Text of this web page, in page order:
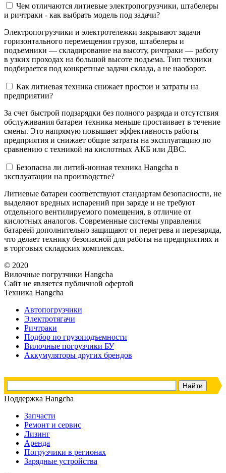
Чем отличаются литиевые электропогрузчики, штабелеры
и ричтраки - как выбрать модель под задачи?
Электропогрузчики и электротележки закрывают задачи
горизонтального перемещения грузов, штабелеры и
подъемники — складирование на высоту, ричтраки — работу
в узких проходах на большой высоте подъема. Тип техники
подбирается под конкретные задачи склада, а не наоборот.
Как литиевая техника снижает простои и затраты на
предприятии?
За счет быстрой подзарядки без полного разряда и отсутствия
обслуживания батареи техника меньше простаивает в течение
смены. Это напрямую повышает эффективность работы
предприятия и снижает общие затраты на эксплуатацию по
сравнению с техникой на кислотных АКБ или ДВС.
Безопасна ли литий-ионная техника Hangcha в
эксплуатации на производстве?
Литиевые батареи соответствуют стандартам безопасности, не
выделяют вредных испарений при заряде и не требуют
отдельного вентилируемого помещения, в отличие от
кислотных аналогов. Современные системы управления
батареей дополнительно защищают от перегрева и перезаряда,
что делает технику безопасной для работы на предприятиях и
в торговых складских комплексах.
© 2020
Вилочные погрузчики Hangcha
Сайт не является публичной офертой
Техника Hangcha
Автопогрузчики
Электротягачи
Ричтраки
Подбор по грузоподъемности
Вилочные погрузчики БУ
Аккумуляторы других брендов
Поддержка Hangcha
Запчасти
Ремонт и сервис
Лизинг
Аренда
Погрузчики в регионах
Зарядные устройства